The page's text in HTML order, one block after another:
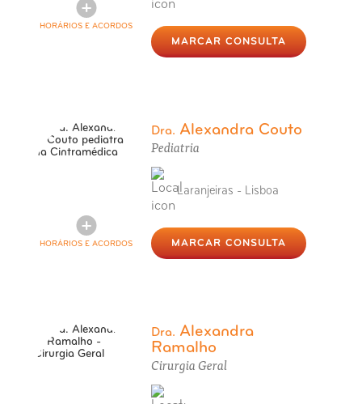
HORÁRIOS E ACORDOS
MARCAR CONSULTA
HORÁRIOS E ACORDOS
Dra. Alexandra Couto
Pediatria
Laranjeiras - Lisboa
MARCAR CONSULTA
Dra. Alexandra
Ramalho
Cirurgia Geral